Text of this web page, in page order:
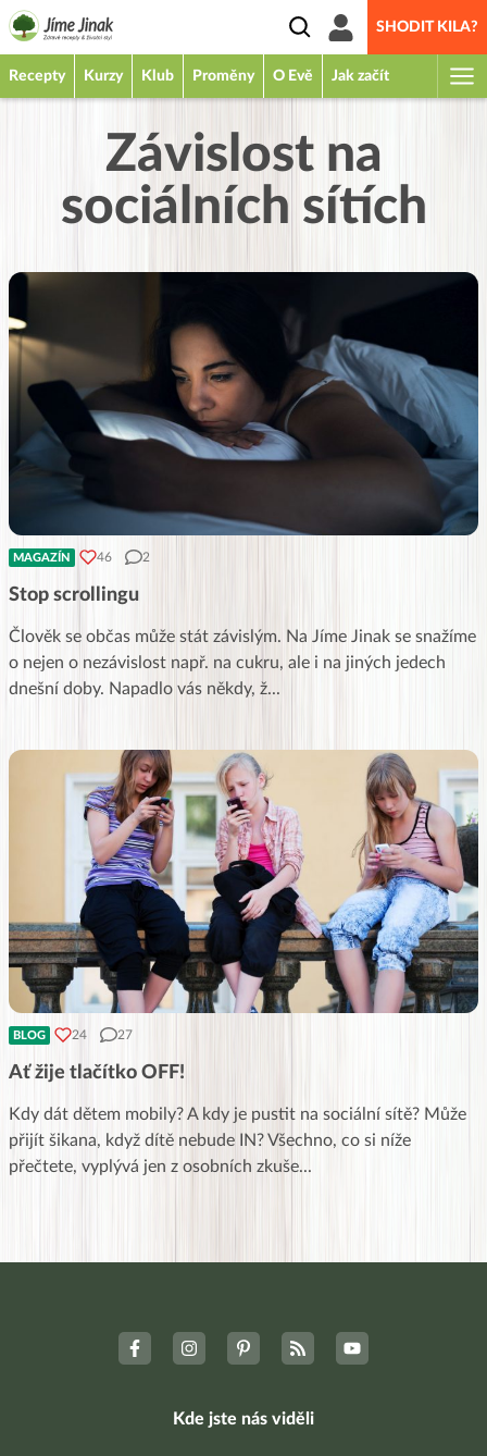
SHODIT KILA?
Recepty Kurzy Klub Proměny O Evě Jak začít
Závislost na
sociálních sítích
MAGAZÍN 46 2
Stop scrollingu
Člověk se občas může stát závislým. Na Jíme Jinak se snažíme
o nejen o nezávislost např. na cukru, ale i na jiných jedech
dnešní doby. Napadlo vás někdy, ž...
BLOG 24 27
Ať žije tlačítko OFF!
Kdy dát dětem mobily? A kdy je pustit na sociální sítě? Může
přijít šikana, když dítě nebude IN? Všechno, co si níže
přečtete, vyplývá jen z osobních zkuše...
Kde jste nás viděli